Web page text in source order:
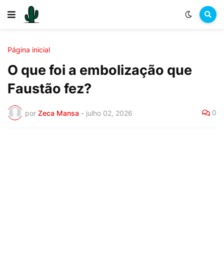
Página inicial
O que foi a embolização que
Faustão fez?
por Zeca Mansa - julho 02, 2026 0